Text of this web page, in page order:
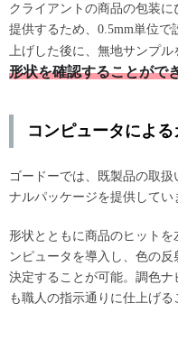
クライアントの商品の包装
提供するため、0.5mm単位
上げした後に、無地サンプル
形状を確認することがで
コンピュータによ
ゴードーでは、既製品の取
ナルパッケージを提供してい
形状とともに商品のヒット
ンピュータを導入し、色の
決定することが可能。調色
も職人の指示通りに仕上げる